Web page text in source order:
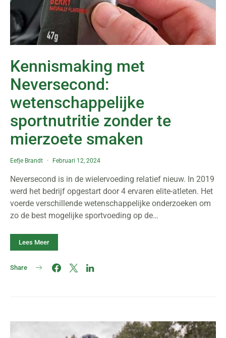
Kennismaking met
Neversecond:
wetenschappelijke
sportnutritie zonder te
mierzoete smaken
Eefje Brandt Februari 12, 2024
Neversecond is in de wielervoeding relatief nieuw. In 2019
werd het bedrijf opgestart door 4 ervaren elite-atleten. Het
voerde verschillende wetenschappelijke onderzoeken om
zo de best mogelijke sportvoeding op de…
Lees Meer
Share